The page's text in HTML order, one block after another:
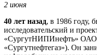
2 июня
40 лет назад, в 1986 году,
исследовательский и
«СургутНИПИнефть» ОАО
«Сургутнефтегаз»). Он